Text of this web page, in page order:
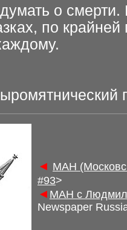
о смерти.
по крайней
◄ МАН
#93>
◄ МАН с
Newspaper